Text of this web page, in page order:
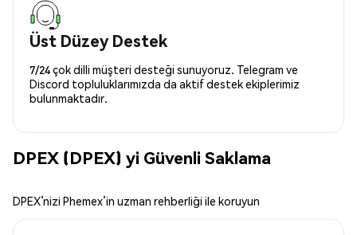
Üst Düzey Destek
7/24 çok dilli müşteri desteği sunuyoruz. Telegram ve
Discord topluluklarımızda da aktif destek ekiplerimiz
bulunmaktadır.
DPEX (DPEX) yi Güvenli Saklama
DPEX’nizi Phemex’in uzman rehberliği ile koruyun